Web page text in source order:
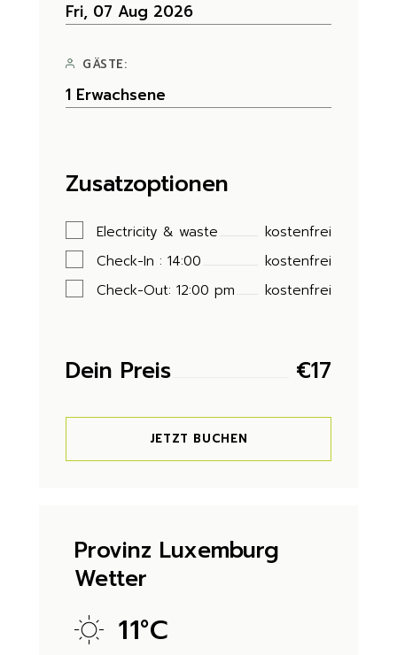
GÄSTE:
Zusatzoptionen
Electricity & waste
kostenfrei
Check-In : 14:00
kostenfrei
Check-Out: 12:00 pm
kostenfrei
Dein Preis €17
JETZT BUCHEN
Provinz Luxemburg
Wetter
11°C